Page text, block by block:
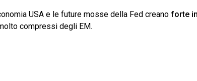
USA e le future mosse della Fed creano forte
compressi degli EM.